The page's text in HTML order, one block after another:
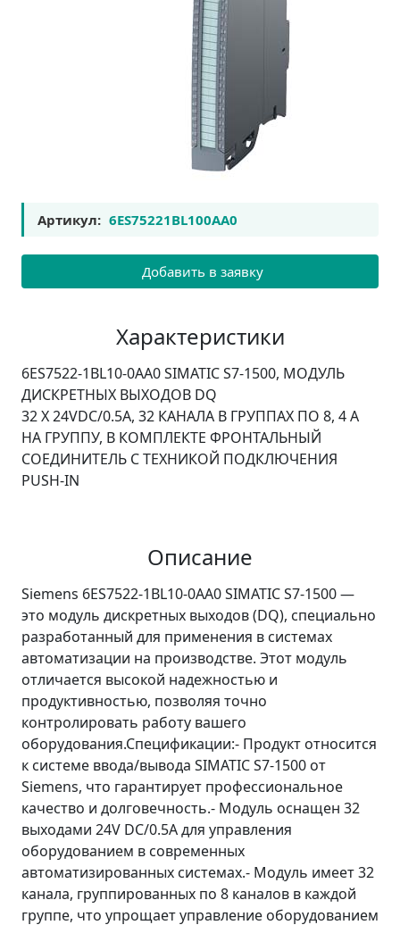
Артикул: 6ES75221BL100AA0
Добавить в заявку
Характеристики
6ES7522-1BL10-0AA0 SIMATIC S7-1500, МОДУЛЬ
ДИСКРЕТНЫХ ВЫХОДОВ DQ
32 X 24VDC/0.5A, 32 КАНАЛА В ГРУППАХ ПО 8, 4 A
НА ГРУППУ, В КОМПЛЕКТЕ ФРОНТАЛЬНЫЙ
СОЕДИНИТЕЛЬ С ТЕХНИКОЙ ПОДКЛЮЧЕНИЯ
PUSH-IN
Описание
Siemens 6ES7522-1BL10-0AA0 SIMATIC S7-1500 —
это модуль дискретных выходов (DQ), специально
разработанный для применения в системах
автоматизации на производстве. Этот модуль
отличается высокой надежностью и
продуктивностью, позволяя точно
контролировать работу вашего
оборудования.Спецификации:- Продукт относится
к системе ввода/вывода SIMATIC S7-1500 от
Siemens, что гарантирует профессиональное
качество и долговечность.- Модуль оснащен 32
выходами 24V DC/0.5A для управления
оборудованием в современных
автоматизированных системах.- Модуль имеет 32
канала, группированных по 8 каналов в каждой
группе, что упрощает управление оборудованием